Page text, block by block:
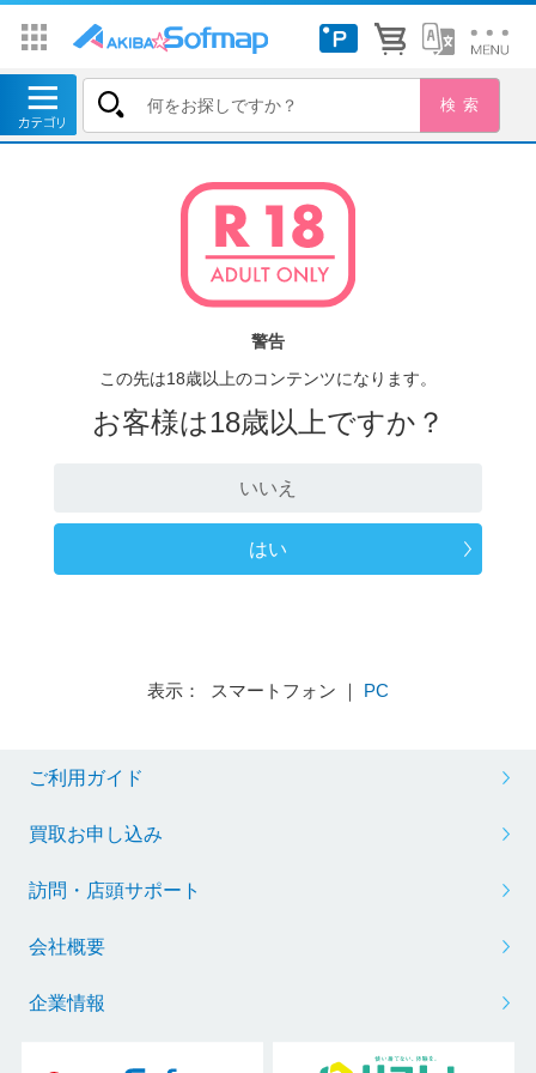
警告
この先は18歳以上のコンテンツになります。
お客様は18歳以上ですか？
いいえ
はい
表示： スマートフォン ｜ PC
ご利用ガイド
買取お申し込み
訪問・店頭サポート
会社概要
企業情報